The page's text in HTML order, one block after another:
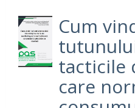
Cum
tacticile
care